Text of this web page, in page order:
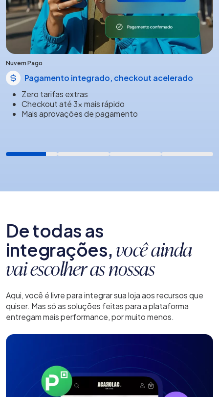
Nuvem Pago
Pagamento integrado, checkout acelerado
Zero tarifas extras
Checkout até 3x mais rápido
Mais aprovações de pagamento
De todas as
integrações, você ainda
vai escolher as nossas
Aqui, você é livre para integrar sua loja aos recursos que
quiser. Mas só as soluções feitas para a plataforma
entregam mais performance, por muito menos.